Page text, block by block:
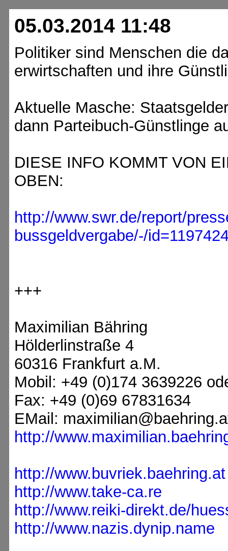
05.03.2014 11:48
Politiker sind Menschen die
erwirtschaften und ihre
Aktuelle Masche:
dann Parteibuch-Günstlinge
DIESE INFO KOMMT VON
OBEN:
http://www.swr.de/report/
bussgeldvergabe/-/
+++
Maximilian Bähring
Hölderlinstraße 4
60316 Frankfurt a.M.
Mobil: +49 (0)174 3639226
Fax: +49 (0)69 67831634
EMail:
http://
http://www.buvriek.baehring.at
http://www.take-ca.re
http://www.reiki-direkt.de/
http://www.nazis.dynip.name